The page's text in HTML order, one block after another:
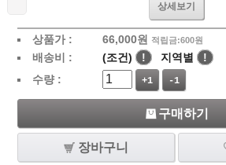
상세보기
상품가 : 66,000원 적립금:600원
배송비 : (조건) ! 지역별
!
수량 :
+1 -1
구매하기
장바구니